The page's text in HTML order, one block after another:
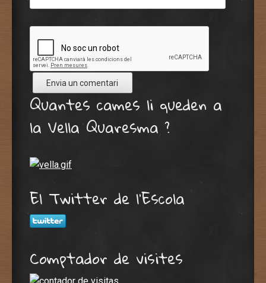
Quantes cames li queden a
la Vella Quaresma ?
El Twitter de l’Escola
Comptador de visites